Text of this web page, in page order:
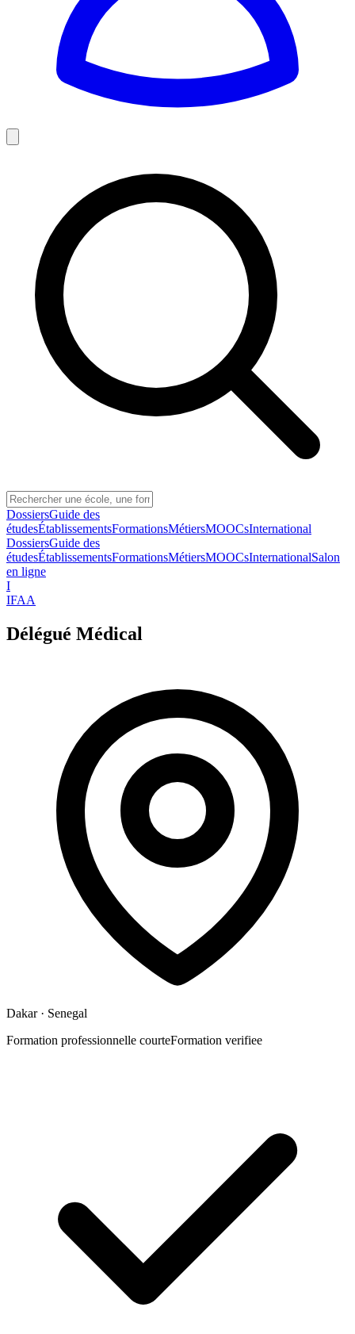
DossiersGuide des
étudesÉtablissementsFormationsMétiersMOOCsInternational
DossiersGuide des
étudesÉtablissementsFormationsMétiersMOOCsInternationalSalon
en ligne
I
IFAA
Délégué Médical
Dakar· Senegal
Formation professionnelle courteFormation verifiee